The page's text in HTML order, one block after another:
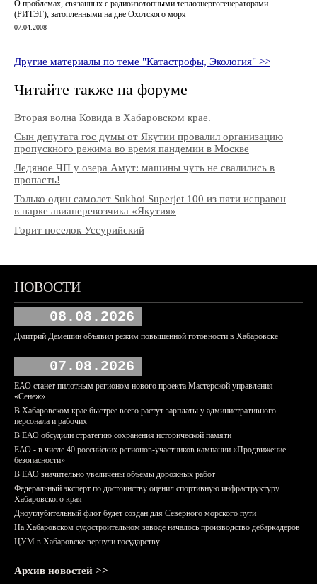
О проблемах, связанных с радиоизотопными теплоэнергогенераторами
(РИТЭГ), затопленными на дне Охотского моря
07.04.2008
Другие материалы по теме "Катастрофы, Экология" >>
Читайте также на форуме
Вторая волна Ковида в Хабаровском крае.
Сын депутата гос думы от Якутии провалил организацию
пропускного режима во время пандемии в Москве
Ледяное ЧП у озера Амут: машины чуть не свалились в
пропасть!
Только один самолет Sukhoi Superjet 100 из пяти исправен
в парке авиаперевозчика «Якутия»
Горит поселок Уссурийский
НОВОСТИ
08.08.2026
Дмитрий Демешин объявил режим повышенной готовности в Хабаровске
07.08.2026
ЕАО станет пилотным регионом нового проекта Мастерской управления
«Сенеж»
В Хабаровском крае быстрее всего растут зарплаты у административного
персонала и рабочих
В ЕАО обсудили стратегию сохранения исторической памяти
ЕАО - в числе 40 российских регионов-участников кампании «Продвижение
безопасности»
В ЕАО значительно увеличены объемы дорожных работ
Федеральный эксперт по достоинству оценил спортивную инфраструктуру
Хабаровского края
Дноуглубительный флот будет создан для Северного морского пути
На Хабаровском судостроительном заводе началось производство дебаркадеров
ЦУМ в Хабаровске вернули государству
Архив новостей >>